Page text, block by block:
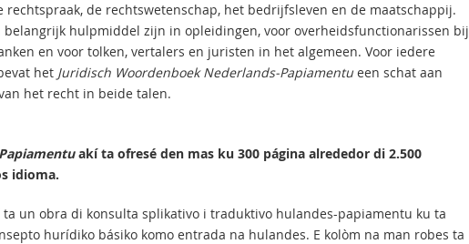
de rechtswetenschap, het bedrijfsleven en de maatschappij.
belangrijk hulpmiddel zijn in opleidingen, voor overheidsfunctionarissen bij
en voor tolken, vertalers en juristen in het algemeen. Voor iedere
het Juridisch Woordenboek Nederlands-Papiamentu een schat aan
het recht in beide talen.
akí ta ofresé den mas ku 300 página alrededor di 2.500
idioma.
un obra di konsulta splikativo i traduktivo hulandes-papiamentu ku ta
hurídiko básiko komo entrada na hulandes. E kolòm na man robes ta